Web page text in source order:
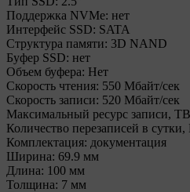
Поддержка NVMe: нет
Интерфейс SSD: SATA
Структура памяти: 3D NAND
Буфер SSD: нет
Объем буфера: Нет
Cкорость чтения: 550 Мбайт/сек
Cкорость записи: 520 Мбайт/сек
Максимальный ресурс записи,
Количество перезаписей в
Комплектация: документация
Ширина: 69.9 мм
Длина: 100 мм
Толщина: 7 мм